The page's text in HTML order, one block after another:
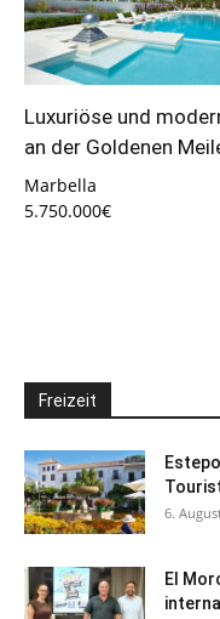
Luxuriöse und
an der Goldenen
Marbella
5.750.000€
Freizeit
6.
El